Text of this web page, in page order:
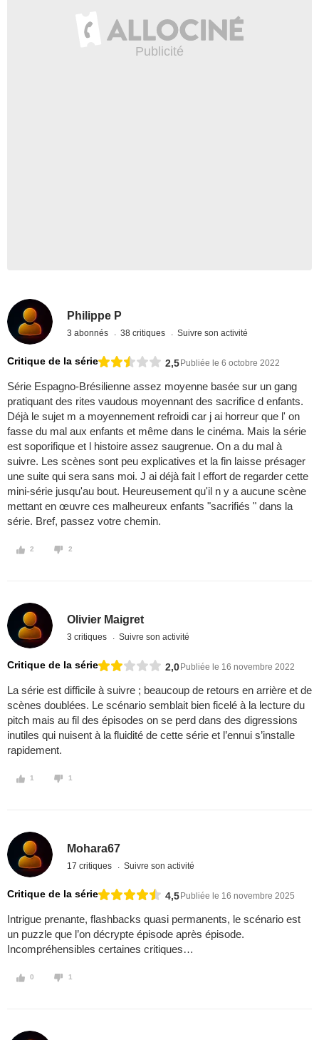
Philippe P
3 abonnés 38 critiques Suivre son activité
Critique de la série 2,5Publiée le 6 octobre 2022
Série Espagno-Brésilienne assez moyenne basée sur un gang
pratiquant des rites vaudous moyennant des sacrifice d enfants.
Déjà le sujet m a moyennement refroidi car j ai horreur que l' on
fasse du mal aux enfants et même dans le cinéma. Mais la série
est soporifique et l histoire assez saugrenue. On a du mal à
suivre. Les scènes sont peu explicatives et la fin laisse présager
une suite qui sera sans moi. J ai déjà fait l effort de regarder cette
mini-série jusqu'au bout. Heureusement qu'il n y a aucune scène
mettant en œuvre ces malheureux enfants "sacrifiés " dans la
série. Bref, passez votre chemin.
2 2
Olivier Maigret
3 critiques Suivre son activité
Critique de la série 2,0Publiée le 16 novembre 2022
La série est difficile à suivre ; beaucoup de retours en arrière et de
scènes doublées. Le scénario semblait bien ficelé à la lecture du
pitch mais au fil des épisodes on se perd dans des digressions
inutiles qui nuisent à la fluidité de cette série et l’ennui s’installe
rapidement.
1 1
Mohara67
17 critiques Suivre son activité
Critique de la série 4,5Publiée le 16 novembre 2025
Intrigue prenante, flashbacks quasi permanents, le scénario est
un puzzle que l’on décrypte épisode après épisode.
Incompréhensibles certaines critiques…
0 1